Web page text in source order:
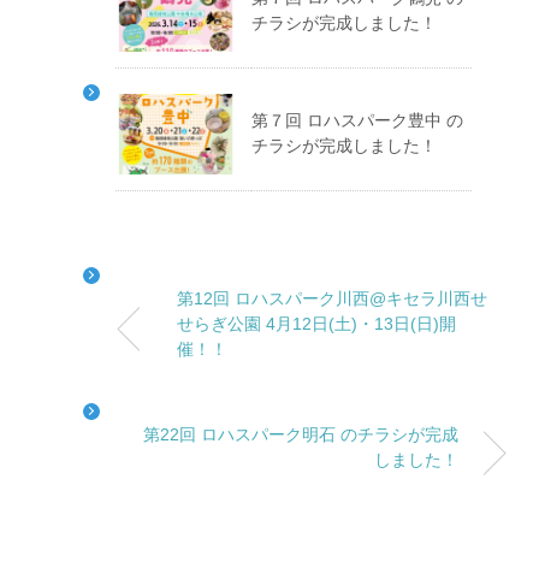
チラシが完成しました！
第７回 ロハスパーク豊中 の
チラシが完成しました！
第12回 ロハスパーク川西@キセラ川西せ
せらぎ公園 4月12日(土)・13日(日)開
催！！
第22回 ロハスパーク明石 のチラシが完成
しました！